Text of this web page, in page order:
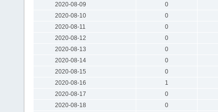
2020-08-09
0
2020-08-10
0
2020-08-11
0
2020-08-12
0
2020-08-13
0
2020-08-14
0
2020-08-15
0
2020-08-16
1
2020-08-17
0
2020-08-18
0